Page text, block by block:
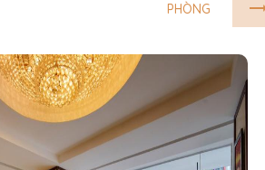
PHÒNG